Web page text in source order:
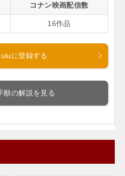
コナン映画配信数
16作品
に登録する
順の解説を見る